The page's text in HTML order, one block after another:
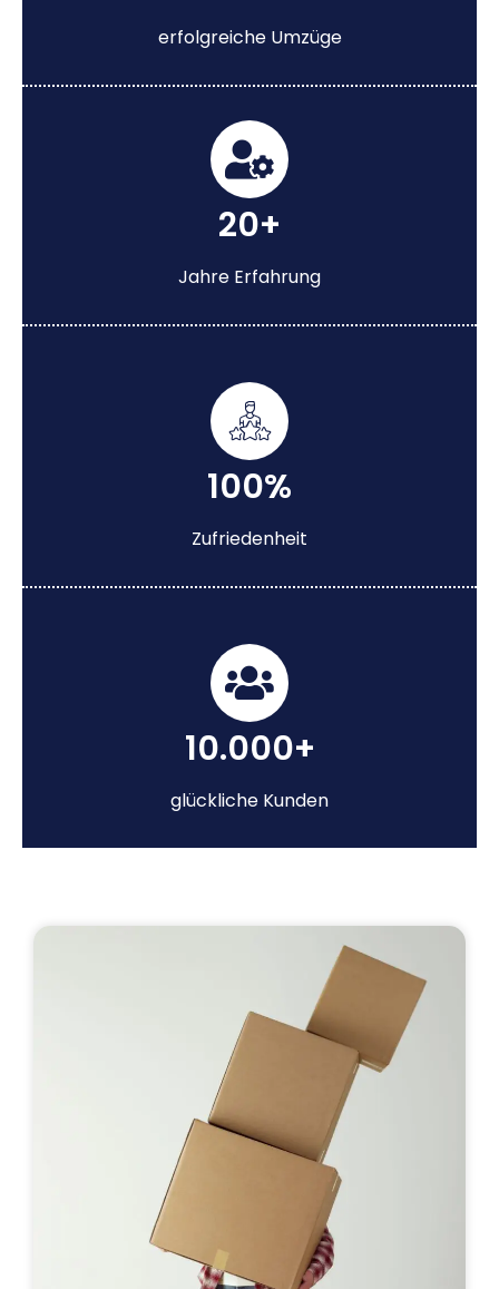
erfolgreiche Umzüge
20+
Jahre Erfahrung
100%
Zufriedenheit
10.000+
glückliche Kunden